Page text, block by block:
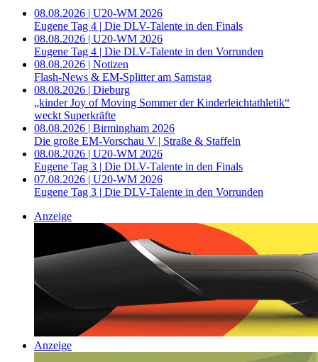
08.08.2026 | U20-WM 2026
Eugene Tag 4 | Die DLV-Talente in den Finals
08.08.2026 | U20-WM 2026
Eugene Tag 4 | Die DLV-Talente in den Vorrunden
08.08.2026 | Notizen
Flash-News & EM-Splitter am Samstag
08.08.2026 | Dieburg
„kinder Joy of Moving Sommer der Kinderleichtathletik“
weckt Superkräfte
08.08.2026 | Birmingham 2026
Die große EM-Vorschau V | Straße & Staffeln
08.08.2026 | U20-WM 2026
Eugene Tag 3 | Die DLV-Talente in den Finals
07.08.2026 | U20-WM 2026
Eugene Tag 3 | Die DLV-Talente in den Vorrunden
Anzeige
Anzeige